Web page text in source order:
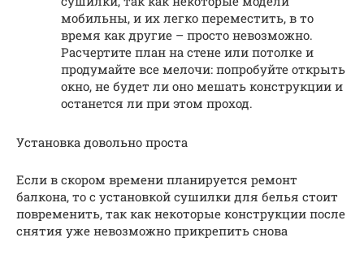
мобильны, и их легко переместить, в то
время как другие – просто невозможно.
Расчертите план на стене или потолке и
продумайте все мелочи: попробуйте открыть
окно, не будет ли оно мешать конструкции и
останется ли при этом проход.
Установка довольно проста
Если в скором времени планируется ремонт
балкона, то с установкой сушилки для белья стоит
повременить, так как некоторые конструкции после
снятия уже невозможно прикрепить снова